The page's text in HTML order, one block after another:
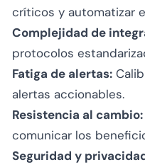
críticos y automatizar
Complejidad de
protocolos
Fatiga de alertas:
alertas accionables.
Resistencia al cambio:
comunicar los
Seguridad y